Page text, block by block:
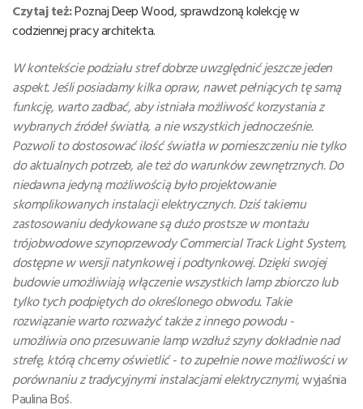
Czytaj też:Poznaj Deep Wood, sprawdzoną kolekcję w
codziennej pracy architekta.
W kontekście podziału stref dobrze uwzględnić jeszcze jeden
aspekt. Jeśli posiadamy kilka opraw, nawet pełniących tę samą
funkcję, warto zadbać, aby istniała możliwość korzystania z
wybranych źródeł światła, a nie wszystkich jednocześnie.
Pozwoli to dostosować ilość światła w pomieszczeniu nie tylko
do aktualnych potrzeb, ale też do warunków zewnętrznych. Do
niedawna jedyną możliwością było projektowanie
skomplikowanych instalacji elektrycznych. Dziś takiemu
zastosowaniu dedykowane są dużo prostsze w montażu
trójobwodowe szynoprzewody Commercial Track Light System,
dostępne w wersji natynkowej i podtynkowej. Dzięki swojej
budowie umożliwiają włączenie wszystkich lamp zbiorczo lub
tylko tych podpiętych do określonego obwodu. Takie
rozwiązanie warto rozważyć także z innego powodu -
umożliwia ono przesuwanie lamp wzdłuż szyny dokładnie nad
strefę, którą chcemy oświetlić - to zupełnie nowe możliwości w
porównaniu z tradycyjnymi instalacjami elektrycznymi,wyjaśnia
Paulina Boś.